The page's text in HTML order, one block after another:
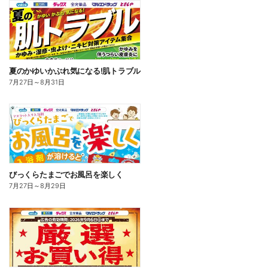
夏のかゆいかぶれ気になる!肌トラブル
7月27日 ～8月31日
びっくらたまごでお風呂を楽しく
7月27日 ～8月29日